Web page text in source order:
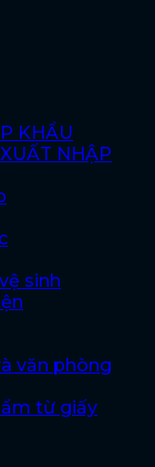
KHẨU
NHẬP
sinh
văn phòng
từ giấy